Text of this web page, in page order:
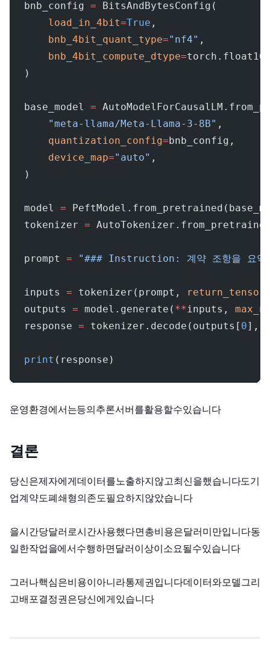
bnb_config = BitsAndBytesConfig(
    load_in_4bit
=True ,
    bnb_4bit_quant_type
="nf4" ,
    bnb_4bit_compute_dtype
=
)
base_model =
    "meta-llama/Meta-Llama-3-8B"
,
    quantization_config
=bnb_config,
    device_map
="auto" ,
)
model =
tokenizer =
prompt = "### Instruction: 계약 조항을 요약
inputs = tokenizer(prompt,
outputs = model.generate( **inputs,
response = tokenizer.decode(outputs[ 0],
print (response)
운영 환경에서는 FastAPI, Flask, vLLM, TGI 등의 추론 서버를 활용할 수 있습니다.
결론
당신은 제3자에게 데이터를 노출하지 않고 최신 LLM을 fine-tuning했습니다. KYC도, 기
업 계약도, 폐쇄형 API 의존도 필요하지 않았습니다.
RTX 4090을 시간당 0.45달러로 2시간 사용했다면 총 비용은 1달러 미만입니다. 동
일한 작업을 AWS에서 수행하면 100~200달러 이상이 소요될 수 있습니다.
그러나 핵심은 비용이 아니라 통제권입니다. 데이터와 모델, 그리
고 배포 결정권은 당신에게 있습니다.